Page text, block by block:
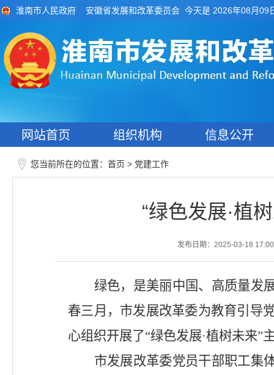
淮南市人民政府 安徽省发展和改革委员会 今天是 2026年08月09
网站首页 组织机构 信息公开
您当前所在的位置： 首页 > 党建工作
“绿色发展·植
发布日期：2025-03-18 17:00
绿色，是美丽中国、高质量发
春三月，市发展改革委为教育引导
心组织开展了“绿色发展·植树未来”
市发展改革委党员干部职工集